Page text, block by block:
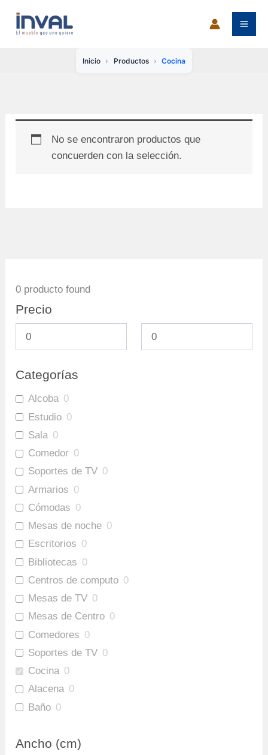
Inicio Productos Cocina
No se encontraron productos que
concuerden con la selección.
0 producto found
Precio
Categorías
Alcoba 0
Estudio 0
Sala 0
Comedor 0
Soportes de TV 0
Armarios 0
Cómodas 0
Mesas de noche 0
Escritorios 0
Bibliotecas 0
Centros de computo 0
Mesas de TV 0
Mesas de Centro 0
Comedores 0
Soportes de TV 0
Cocina 0
Alacena 0
Baño 0
Mueble Bar
Ancho (cm)